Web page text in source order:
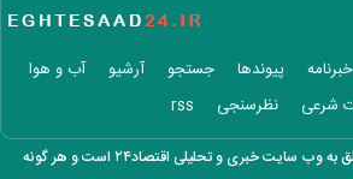
خبرنامه پیوندها جستجو آرشیو
آب و هوا
شرعی
نظرسنجی rss
کلیه حقوق این وب سایت متعلق به وب سایت خبری و تحلیلی اقتصاد۲۴ است و هر گونه